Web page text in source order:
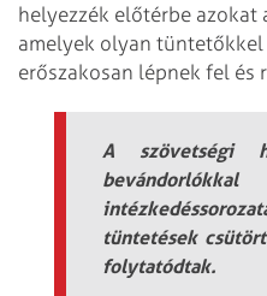
helyezzék előtérbe azokat
amelyek olyan
erőszakosan lépnek fel és
A szövetségi
tüntetések
folytatódtak.